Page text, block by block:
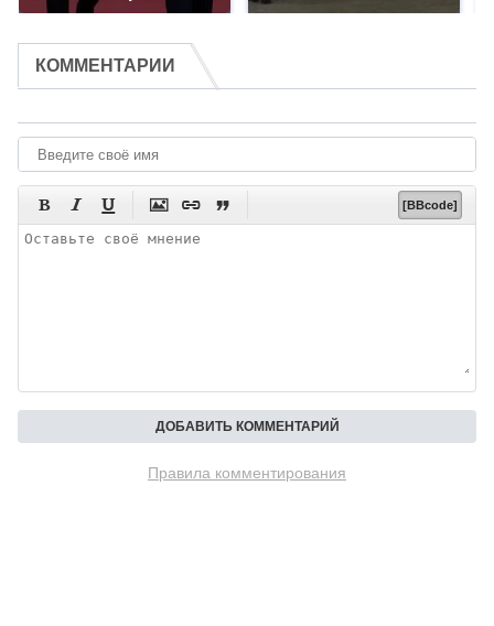
КОММЕНТАРИИ
      [BBcode]
Правила комментирования